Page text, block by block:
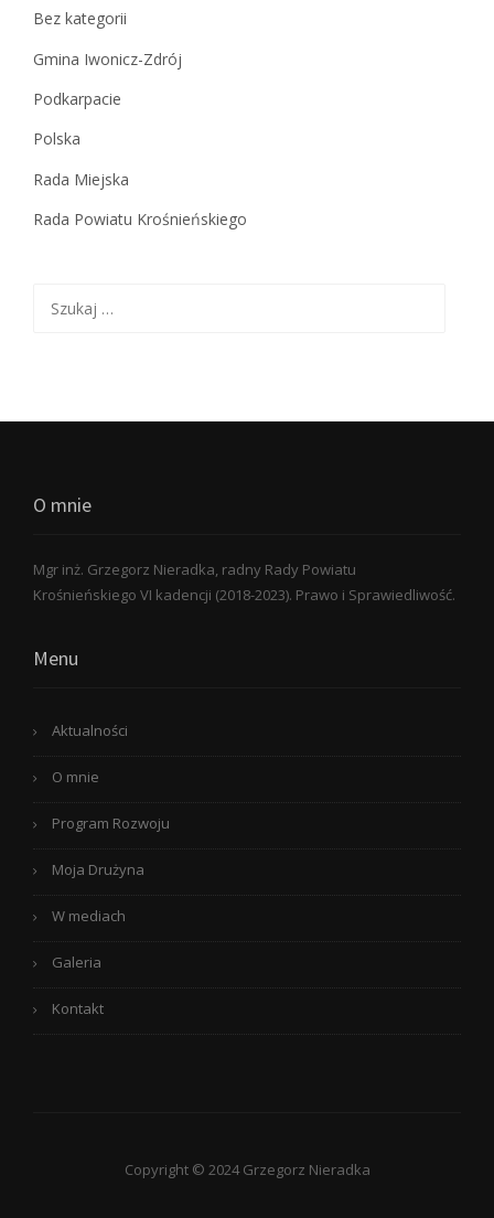
Bez kategorii
Gmina Iwonicz-Zdrój
Podkarpacie
Polska
Rada Miejska
Rada Powiatu Krośnieńskiego
O mnie
Mgr inż. Grzegorz Nieradka, radny Rady Powiatu
Krośnieńskiego VI kadencji (2018-2023). Prawo i Sprawiedliwość.
Menu
Aktualności
O mnie
Program Rozwoju
Moja Drużyna
W mediach
Galeria
Kontakt
Copyright © 2024 Grzegorz Nieradka